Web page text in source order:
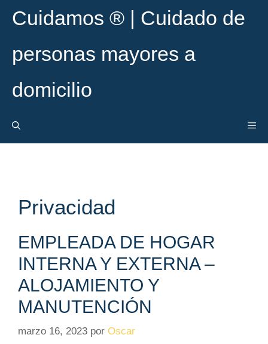
Cuidamos ® | Cuidado de
personas mayores a
domicilio
Privacidad
EMPLEADA DE HOGAR
INTERNA Y EXTERNA –
ALOJAMIENTO Y
MANUTENCIÓN
marzo 16, 2023 por Oscar